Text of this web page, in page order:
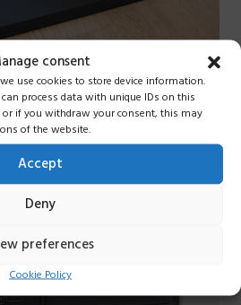
consent
use cookies to store device information.
process data with unique IDs on this
if you withdraw your consent, this may
of the website.
Accept
Deny
preferences
Cookie Policy
Passt gut zu: